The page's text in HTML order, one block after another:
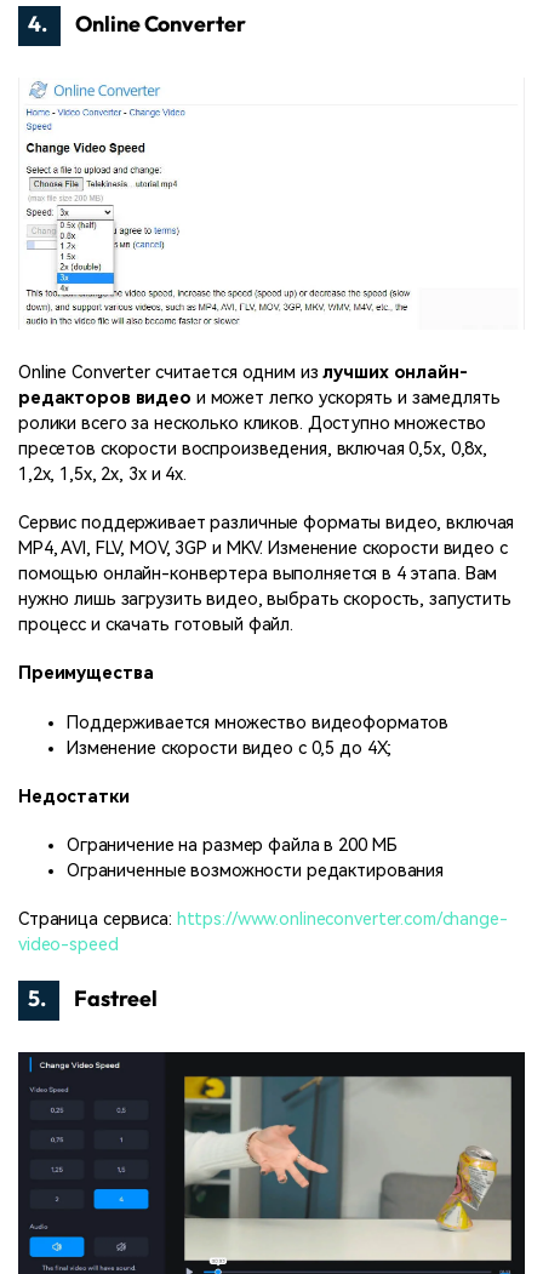
4. Online Converter
Online Converter считается одним из лучших онлайн-
редакторов видео и может легко ускорять и замедлять
ролики всего за несколько кликов. Доступно множество
пресетов скорости воспроизведения, включая 0,5x, 0,8x,
1,2x, 1,5x, 2x, 3x и 4x.
Сервис поддерживает различные форматы видео, включая
MP4, AVI, FLV, MOV, 3GP и MKV. Изменение скорости видео с
помощью онлайн-конвертера выполняется в 4 этапа. Вам
нужно лишь загрузить видео, выбрать скорость, запустить
процесс и скачать готовый файл.
Преимущества
Поддерживается множество видеоформатов
Изменение скорости видео с 0,5 до 4X;
Недостатки
Ограничение на размер файла в 200 МБ
Ограниченные возможности редактирования
Страница сервиса: https://www.onlineconverter.com/change-
video-speed
5. Fastreel